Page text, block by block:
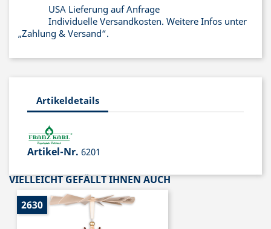
USA Lieferung auf Anfrage
Individuelle Versandkosten. Weitere Infos unter
„Zahlung & Versand“.
Artikeldetails
Artikel-Nr. 6201
VIELLEICHT GEFÄLLT IHNEN AUCH
2630